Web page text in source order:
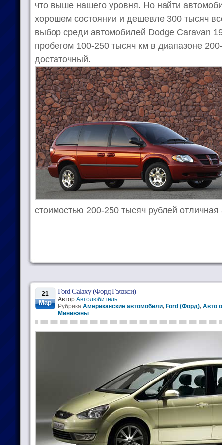
что выше нашего уровня. Но найти
хорошем состоянии и дешевле 300 тысяч
выбор среди автомобилей Dodge Caravan
пробегом 100-250 тысяч км в диапазоне
достаточный.
стоимостью 200-250 тысяч рублей отличная
21
Мар
Ford Galaxy (Форд Гэлакси)
Автор Автолюбитель
Рубрика Американские автомобили, Ford (Форд), Авто
Минивэны